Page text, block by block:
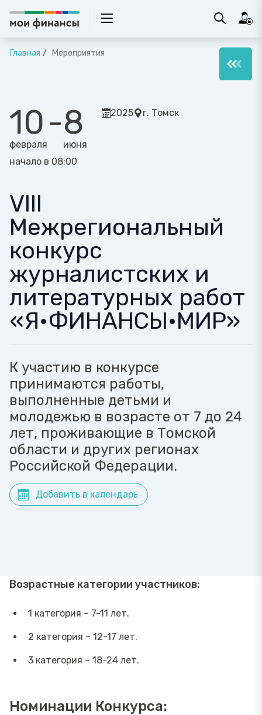
Главная Мероприятия
10
февраля
-8
июня
начало в 08:00
2025 г. Томск
VIII
Межрегиональный
конкурс
журналистских и
литературных работ
«Я•ФИНАНСЫ•МИР»
К участию в конкурсе
принимаются работы,
выполненные детьми и
молодежью в возрасте от 7 до 24
лет, проживающие в Томской
области и других регионах
Российской Федерации.
Добавить в календарь
Возрастные категории участников:
1 категория – 7-11 лет.
2 категория – 12-17 лет.
3 категория – 18-24 лет.
Номинации Конкурса: